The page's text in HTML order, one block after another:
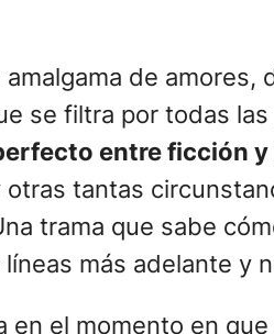
de amores,
se filtra por todas
entre ficción y
tantas
trama que sabe
más adelante y
en el momento en